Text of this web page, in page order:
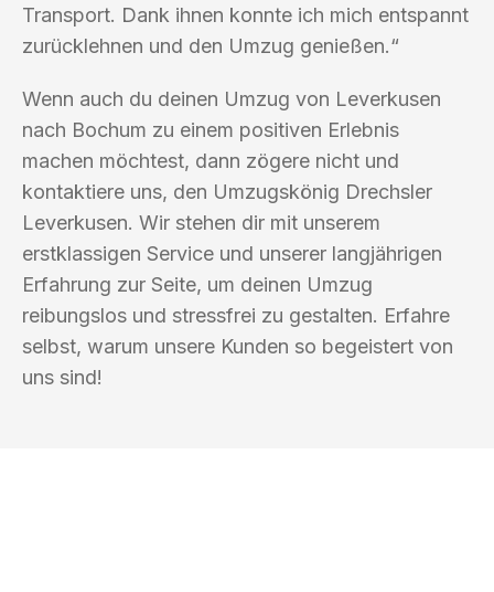
Transport. Dank ihnen konnte ich mich entspannt
zurücklehnen und den Umzug genießen.“
Wenn auch du deinen Umzug von Leverkusen
nach Bochum zu einem positiven Erlebnis
machen möchtest, dann zögere nicht und
kontaktiere uns, den Umzugskönig Drechsler
Leverkusen. Wir stehen dir mit unserem
erstklassigen Service und unserer langjährigen
Erfahrung zur Seite, um deinen Umzug
reibungslos und stressfrei zu gestalten. Erfahre
selbst, warum unsere Kunden so begeistert von
uns sind!